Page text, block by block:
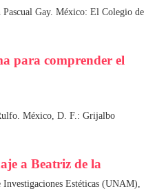
Gay. México: El Colegio de
para comprender el
México, D. F.: Grijalbo
a Beatriz de la
Estéticas (UNAM),